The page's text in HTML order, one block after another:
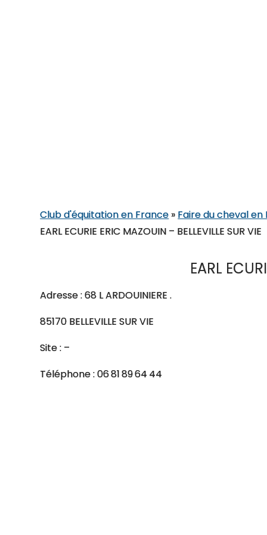
Club d'équitation en France » Faire du cheval en
EARL ECURIE ERIC MAZOUIN – BELLEVILLE SUR VIE
EARL
Adresse : 68 L ARDOUINIERE .
85170 BELLEVILLE SUR VIE
Site : –
Téléphone : 06 81 89 64 44